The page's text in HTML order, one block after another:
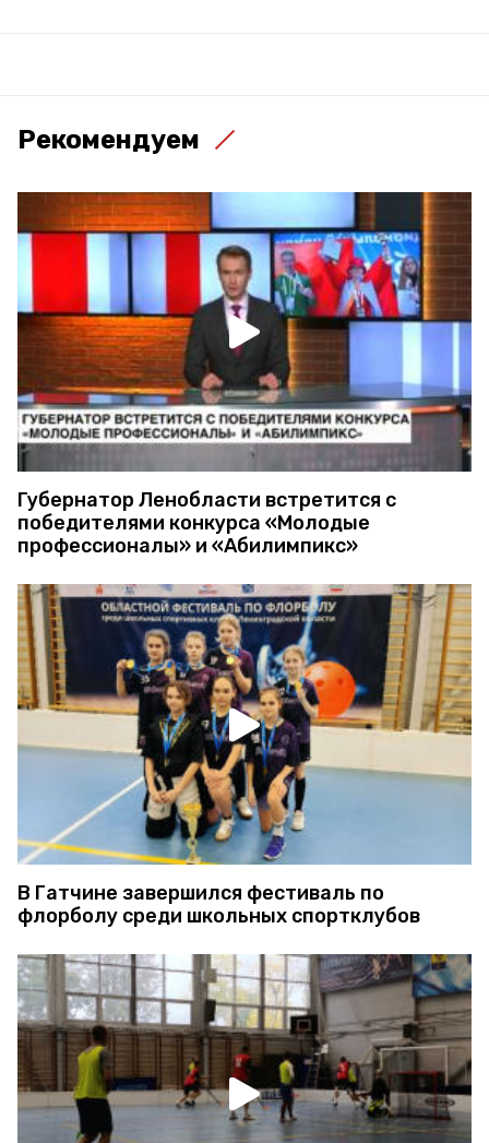
Рекомендуем
Губернатор Ленобласти встретится с
победителями конкурса «Молодые
профессионалы» и «Абилимпикс»
В Гатчине завершился фестиваль по
флорболу среди школьных спортклубов